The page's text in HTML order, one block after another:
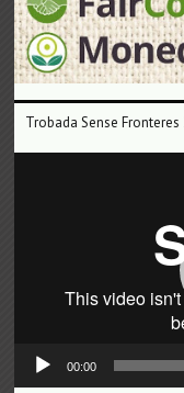
Trobada Sense
00:00